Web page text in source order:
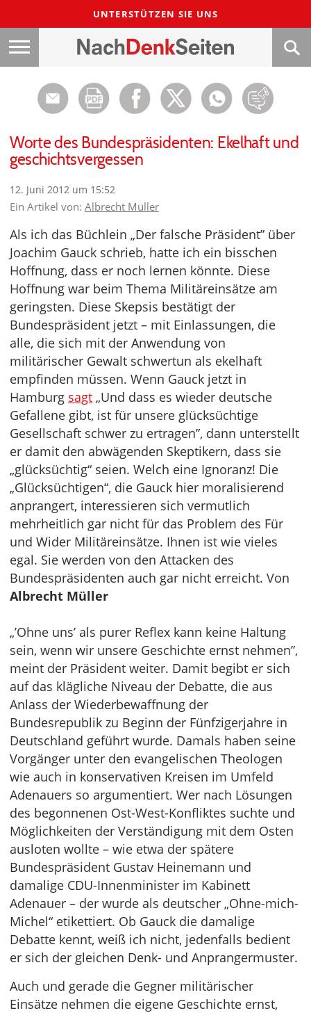
UNTERSTÜTZEN SIE UNS
Worte des Bundespräsidenten: Ekelhaft und
geschichtsvergessen
12. Juni 2012 um 15:52
Ein Artikel von: Albrecht Müller
Als ich das Büchlein „Der falsche Präsident” über
Joachim Gauck schrieb, hatte ich ein bisschen
Hoffnung, dass er noch lernen könnte. Diese
Hoffnung war beim Thema Militäreinsätze am
geringsten. Diese Skepsis bestätigt der
Bundespräsident jetzt – mit Einlassungen, die
alle, die sich mit der Anwendung von
militärischer Gewalt schwertun als ekelhaft
empfinden müssen. Wenn Gauck jetzt in
Hamburg sagt „Und dass es wieder deutsche
Gefallene gibt, ist für unsere glücksüchtige
Gesellschaft schwer zu ertragen”, dann unterstellt
er damit den abwägenden Skeptikern, dass sie
„glücksüchtig“ seien. Welch eine Ignoranz! Die
„Glücksüchtigen“, die Gauck hier moralisierend
anprangert, interessieren sich vermutlich
mehrheitlich gar nicht für das Problem des Für
und Wider Militäreinsätze. Ihnen ist wie vieles
egal. Sie werden von den Attacken des
Bundespräsidenten auch gar nicht erreicht. Von
Albrecht Müller
„’Ohne uns’ als purer Reflex kann keine Haltung
sein, wenn wir unsere Geschichte ernst nehmen”,
meint der Präsident weiter. Damit begibt er sich
auf das klägliche Niveau der Debatte, die aus
Anlass der Wiederbewaffnung der
Bundesrepublik zu Beginn der Fünfzigerjahre in
Deutschland geführt wurde. Damals haben seine
Vorgänger unter den evangelischen Theologen
wie auch in konservativen Kreisen im Umfeld
Adenauers so argumentiert. Wer nach Lösungen
des begonnenen Ost-West-Konfliktes suchte und
Möglichkeiten der Verständigung mit dem Osten
ausloten wollte – wie etwa der spätere
Bundespräsident Gustav Heinemann und
damalige CDU-Innenminister im Kabinett
Adenauer – der wurde als deutscher „Ohne-mich-
Michel“ etikettiert. Ob Gauck die damalige
Debatte kennt, weiß ich nicht, jedenfalls bedient
er sich der gleichen Denk- und Anprangermuster.
Auch und gerade die Gegner militärischer
Einsätze nehmen die eigene Geschichte ernst,